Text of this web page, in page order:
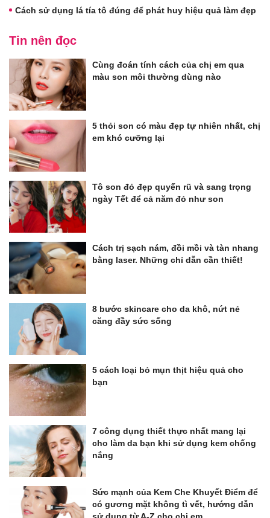
Cách sử dụng lá tía tô đúng để phát huy hiệu quả làm đẹp
Tin nên đọc
Cùng đoán tính cách của chị em qua
màu son môi thường dùng nào
5 thỏi son có màu đẹp tự nhiên nhất, chị
em khó cưỡng lại
Tô son đỏ đẹp quyến rũ và sang trọng
ngày Tết để cả năm đỏ như son
Cách trị sạch nám, đồi mồi và tàn nhang
bằng laser. Những chỉ dẫn cần thiết!
8 bước skincare cho da khô, nứt nẻ
căng đầy sức sống
5 cách loại bỏ mụn thịt hiệu quả cho
bạn
7 công dụng thiết thực nhất mang lại
cho làm da bạn khi sử dụng kem chống
nắng
Sức mạnh của Kem Che Khuyết Điểm để
có gương mặt không tì vết, hướng dẫn
sử dụng từ A-Z cho chị em